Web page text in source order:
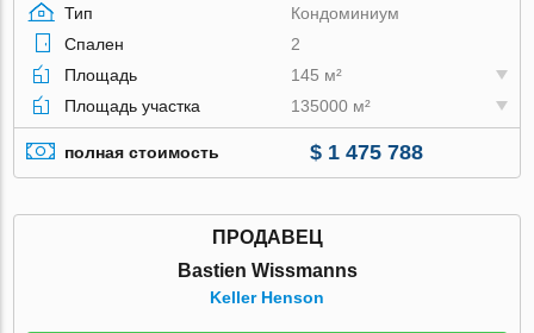
Тип
Кондоминиум
Спален
2
Площадь
145 м²
Площадь участка
135000 м²
полная стоимость $ 1 475 788
ПРОДАВЕЦ
Bastien Wissmanns
Keller Henson